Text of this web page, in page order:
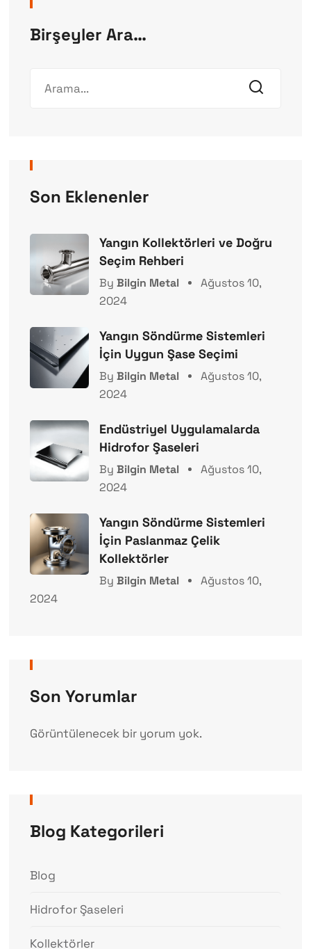
Birşeyler Ara…
Son Eklenenler
Yangın Kollektörleri ve Doğru
Seçim Rehberi
By Bilgin Metal
Ağustos 10,
2024
Yangın Söndürme Sistemleri
İçin Uygun Şase Seçimi
By Bilgin Metal
Ağustos 10,
2024
Endüstriyel Uygulamalarda
Hidrofor Şaseleri
By Bilgin Metal
Ağustos 10,
2024
Yangın Söndürme Sistemleri
İçin Paslanmaz Çelik
Kollektörler
By Bilgin Metal
Ağustos 10,
2024
Son Yorumlar
Görüntülenecek bir yorum yok.
Blog Kategorileri
Blog
Hidrofor Şaseleri
Kollektörler